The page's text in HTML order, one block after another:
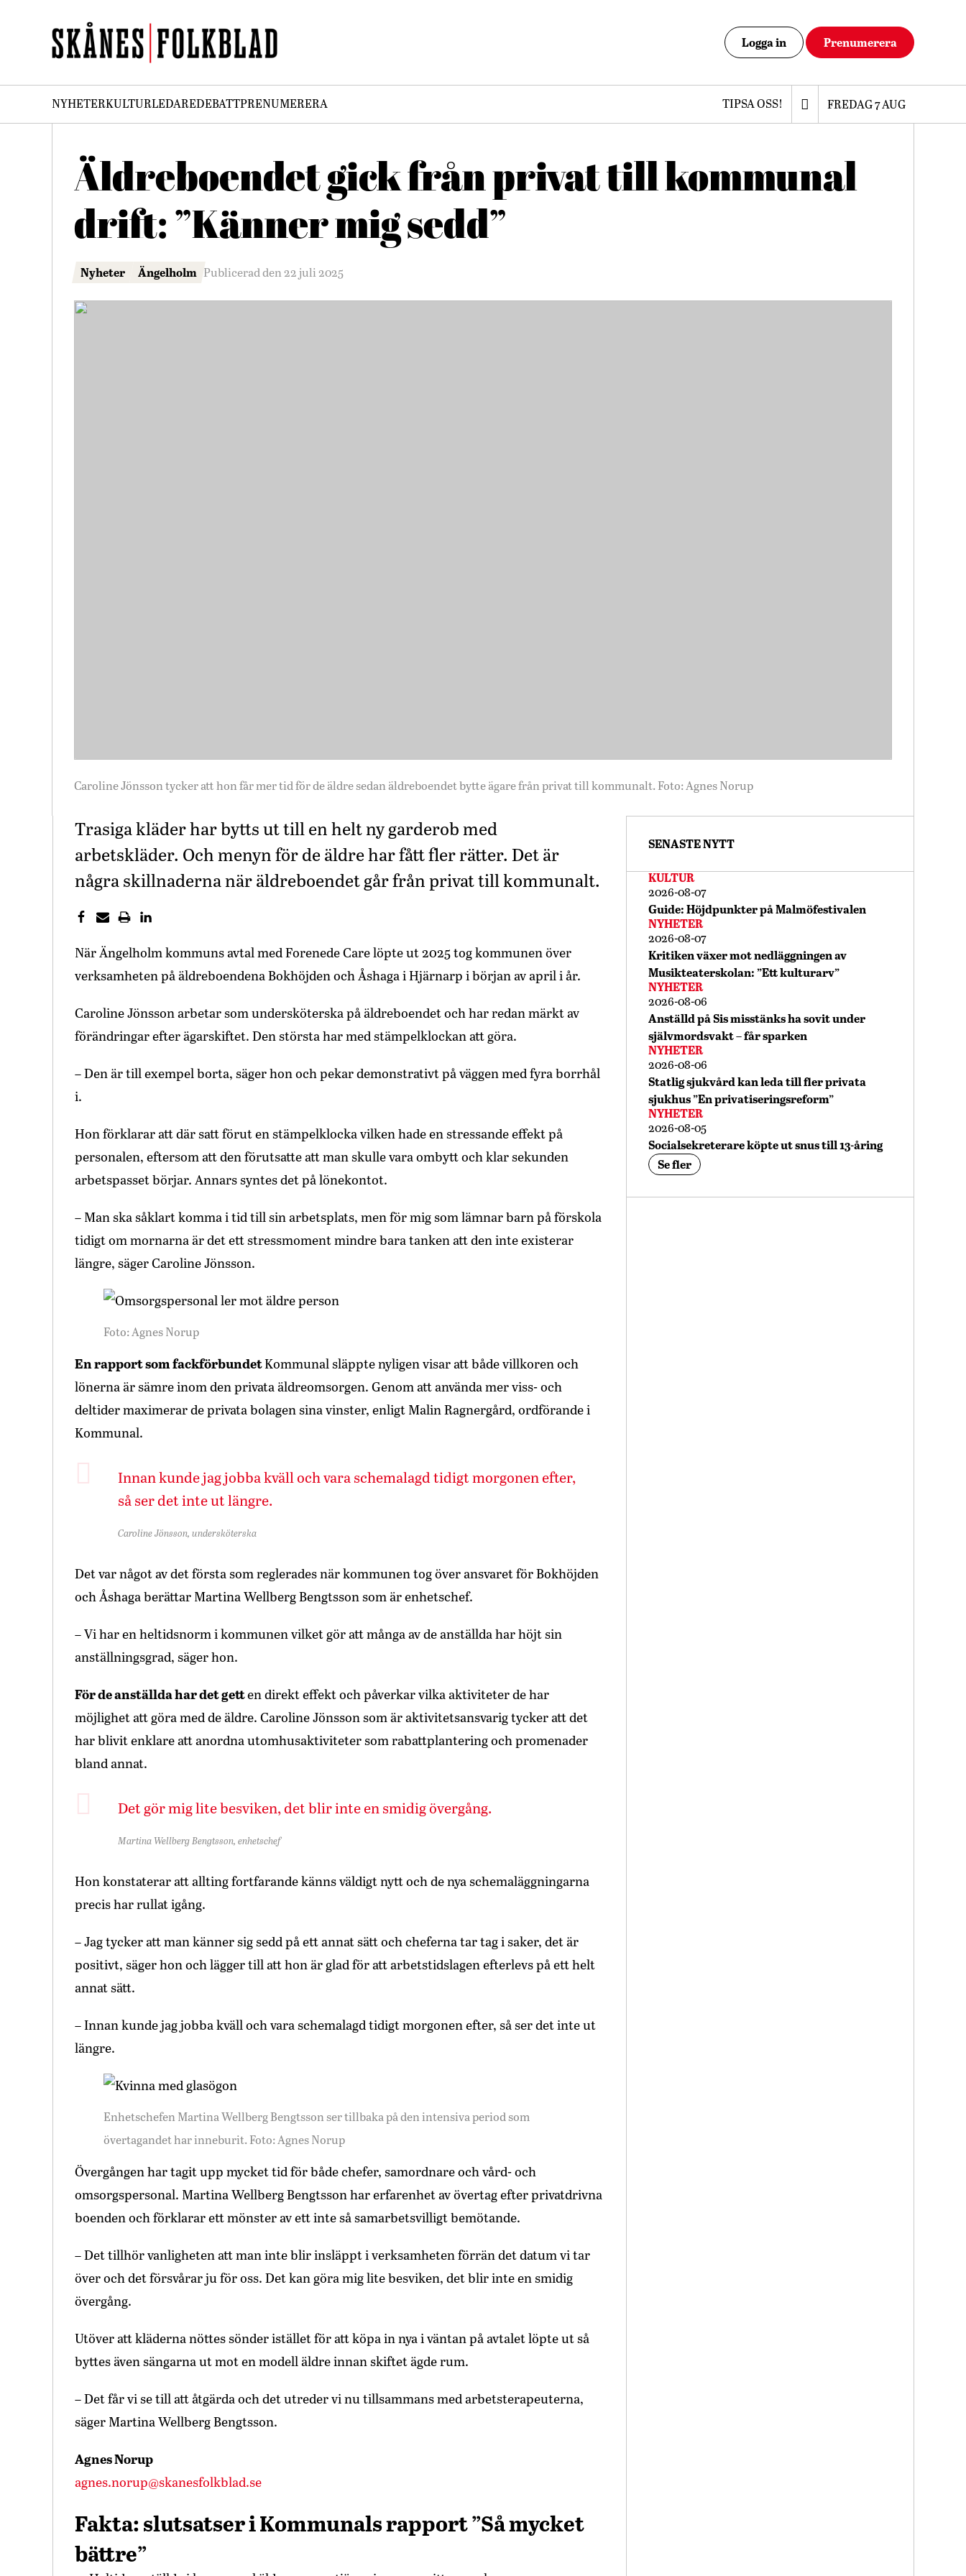
Logga in Prenumerera
NYHETERKULTURLEDAREDEBATTPRENUMERERA TIPSA OSS! FREDAG 7 AUG
Äldreboendet gick från privat till kommunal
drift: ”Känner mig sedd”
Nyheter Ängelholm Publicerad den 22 juli 2025
Caroline Jönsson tycker att hon får mer tid för de äldre sedan äldreboendet bytte ägare från privat till kommunalt. Foto: Agnes Norup
Trasiga kläder har bytts ut till en helt ny garderob med
arbetskläder. Och menyn för de äldre har fått fler rätter. Det är
några skillnaderna när äldreboendet går från privat till kommunalt.
När Ängelholm kommuns avtal med Forenede Care löpte ut 2025 tog kommunen över
verksamheten på äldreboendena Bokhöjden och Åshaga i Hjärnarp i början av april i år.
Caroline Jönsson arbetar som undersköterska på äldreboendet och har redan märkt av
förändringar efter ägarskiftet. Den största har med stämpelklockan att göra.
– Den är till exempel borta, säger hon och pekar demonstrativt på väggen med fyra borrhål
i.
Hon förklarar att där satt förut en stämpelklocka vilken hade en stressande effekt på
personalen, eftersom att den förutsatte att man skulle vara ombytt och klar sekunden
arbetspasset börjar. Annars syntes det på lönekontot.
– Man ska såklart komma i tid till sin arbetsplats, men för mig som lämnar barn på förskola
tidigt om mornarna är det ett stressmoment mindre bara tanken att den inte existerar
längre, säger Caroline Jönsson.
Foto: Agnes Norup
En rapport som fackförbundetKommunal släppte nyligen visar att både villkoren och
lönerna är sämre inom den privata äldreomsorgen. Genom att använda mer viss- och
deltider maximerar de privata bolagen sina vinster, enligt Malin Ragnergård, ordförande i
Kommunal.
Innan kunde jag jobba kväll och vara schemalagd tidigt morgonen efter,
så ser det inte ut längre.
Caroline Jönsson, undersköterska
Det var något av det första som reglerades när kommunen tog över ansvaret för Bokhöjden
och Åshaga berättar Martina Wellberg Bengtsson som är enhetschef.
– Vi har en heltidsnorm i kommunen vilket gör att många av de anställda har höjt sin
anställningsgrad, säger hon.
För de anställda har det getten direkt effekt och påverkar vilka aktiviteter de har
möjlighet att göra med de äldre. Caroline Jönsson som är aktivitetsansvarig tycker att det
har blivit enklare att anordna utomhusaktiviteter som rabattplantering och promenader
bland annat.
Det gör mig lite besviken, det blir inte en smidig övergång.
Martina Wellberg Bengtsson, enhetschef
Hon konstaterar att allting fortfarande känns väldigt nytt och de nya schemaläggningarna
precis har rullat igång.
– Jag tycker att man känner sig sedd på ett annat sätt och cheferna tar tag i saker, det är
positivt, säger hon och lägger till att hon är glad för att arbetstidslagen efterlevs på ett helt
annat sätt.
– Innan kunde jag jobba kväll och vara schemalagd tidigt morgonen efter, så ser det inte ut
längre.
Enhetschefen Martina Wellberg Bengtsson ser tillbaka på den intensiva period som
övertagandet har inneburit. Foto: Agnes Norup
Övergången har tagit upp mycket tid för både chefer, samordnare och vård- och
omsorgspersonal. Martina Wellberg Bengtsson har erfarenhet av övertag efter privatdrivna
boenden och förklarar ett mönster av ett inte så samarbetsvilligt bemötande.
– Det tillhör vanligheten att man inte blir insläppt i verksamheten förrän det datum vi tar
över och det försvårar ju för oss. Det kan göra mig lite besviken, det blir inte en smidig
övergång.
Utöver att kläderna nöttes sönder istället för att köpa in nya i väntan på avtalet löpte ut så
byttes även sängarna ut mot en modell äldre innan skiftet ägde rum.
– Det får vi se till att åtgärda och det utreder vi nu tillsammans med arbetsterapeuterna,
säger Martina Wellberg Bengtsson.
Agnes Norup
agnes.norup@skanesfolkblad.se
Fakta: slutsatser i Kommunals rapport ”Så mycket
bättre”
SENASTE NYTT
KULTUR
2026-08-07
Guide: Höjdpunkter på Malmöfestivalen
NYHETER
2026-08-07
Kritiken växer mot nedläggningen av
Musikteaterskolan: ”Ett kulturarv”
NYHETER
2026-08-06
Anställd på Sis misstänks ha sovit under
självmordsvakt – får sparken
NYHETER
2026-08-06
Statlig sjukvård kan leda till fler privata
sjukhus ”En privatiseringsreform”
NYHETER
2026-08-05
Socialsekreterare köpte ut snus till 13-åring
Se fler